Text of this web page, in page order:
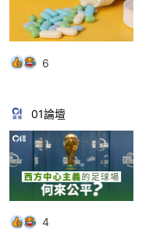
6
01論壇
4